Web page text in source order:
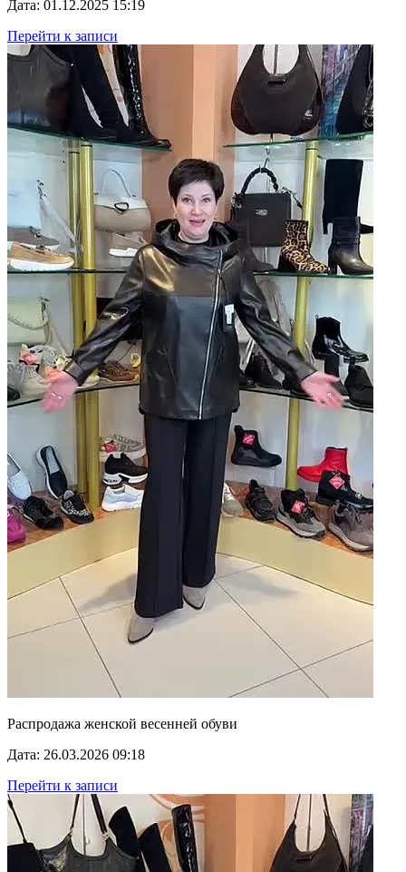
Дата: 01.12.2025 15:19
Перейти к записи
Распродажа женской весенней обуви
Дата: 26.03.2026 09:18
Перейти к записи